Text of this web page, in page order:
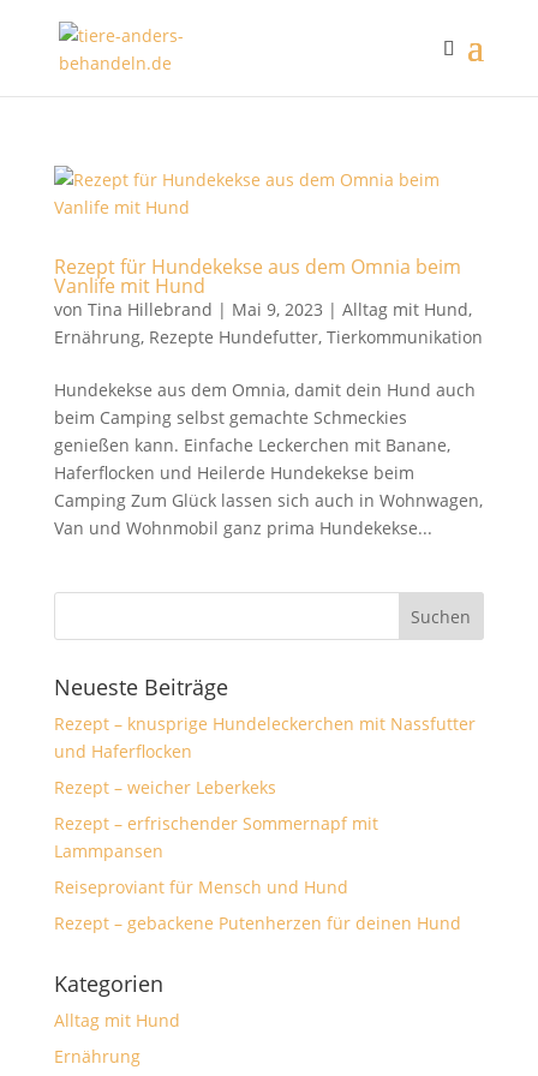
Rezept für Hundekekse aus dem Omnia beim
Vanlife mit Hund
von Tina Hillebrand | Mai 9, 2023 | Alltag mit Hund,
Ernährung, Rezepte Hundefutter, Tierkommunikation
Hundekekse aus dem Omnia, damit dein Hund auch
beim Camping selbst gemachte Schmeckies
genießen kann. Einfache Leckerchen mit Banane,
Haferflocken und Heilerde Hundekekse beim
Camping Zum Glück lassen sich auch in Wohnwagen,
Van und Wohnmobil ganz prima Hundekekse...
Neueste Beiträge
Rezept – knusprige Hundeleckerchen mit Nassfutter
und Haferflocken
Rezept – weicher Leberkeks
Rezept – erfrischender Sommernapf mit
Lammpansen
Reiseproviant für Mensch und Hund
Rezept – gebackene Putenherzen für deinen Hund
Kategorien
Alltag mit Hund
Ernährung